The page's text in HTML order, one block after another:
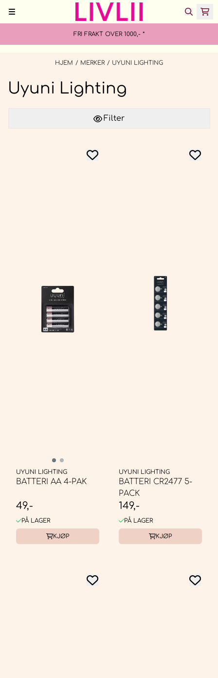
Hopp til innhold
FRI FRAKT OVER 1000,- *
HJEM / MERKER / UYUNI LIGHTING
Uyuni Lighting
Filter
UYUNI LIGHTING
BATTERI AA 4-PAK
49,-
PÅ LAGER
KJØP
UYUNI LIGHTING
BATTERI CR2477 5-
PACK
149,-
PÅ LAGER
KJØP